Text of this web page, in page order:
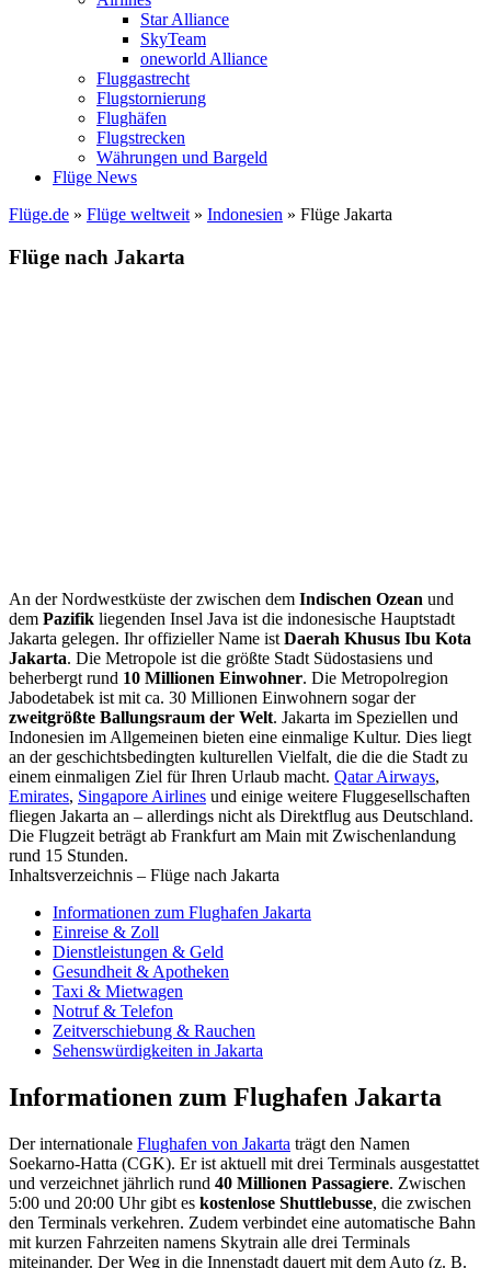
Star Alliance
SkyTeam
oneworld Alliance
Fluggastrecht
Flugstornierung
Flughäfen
Flugstrecken
Währungen und Bargeld
Flüge News
Flüge.de » Flüge weltweit » Indonesien » Flüge Jakarta
Flüge nach Jakarta
An der Nordwestküste der zwischen dem Indischen Ozean und
dem Pazifik liegenden Insel Java ist die indonesische Hauptstadt
Jakarta gelegen. Ihr offizieller Name ist Daerah Khusus Ibu Kota
Jakarta. Die Metropole ist die größte Stadt Südostasiens und
beherbergt rund 10 Millionen Einwohner. Die Metropolregion
Jabodetabek ist mit ca. 30 Millionen Einwohnern sogar der
zweitgrößte Ballungsraum der Welt. Jakarta im Speziellen und
Indonesien im Allgemeinen bieten eine einmalige Kultur. Dies liegt
an der geschichtsbedingten kulturellen Vielfalt, die die die Stadt zu
einem einmaligen Ziel für Ihren Urlaub macht. Qatar Airways,
Emirates, Singapore Airlines und einige weitere Fluggesellschaften
fliegen Jakarta an – allerdings nicht als Direktflug aus Deutschland.
Die Flugzeit beträgt ab Frankfurt am Main mit Zwischenlandung
rund 15 Stunden.
Inhaltsverzeichnis – Flüge nach Jakarta
Informationen zum Flughafen Jakarta
Einreise & Zoll
Dienstleistungen & Geld
Gesundheit & Apotheken
Taxi & Mietwagen
Notruf & Telefon
Zeitverschiebung & Rauchen
Sehenswürdigkeiten in Jakarta
Informationen zum Flughafen Jakarta
Der internationale Flughafen von Jakarta trägt den Namen
Soekarno-Hatta (CGK). Er ist aktuell mit drei Terminals ausgestattet
und verzeichnet jährlich rund 40 Millionen Passagiere. Zwischen
5:00 und 20:00 Uhr gibt es kostenlose Shuttlebusse, die zwischen
den Terminals verkehren. Zudem verbindet eine automatische Bahn
mit kurzen Fahrzeiten namens Skytrain alle drei Terminals
miteinander. Der Weg in die Innenstadt dauert mit dem Auto (z. B.